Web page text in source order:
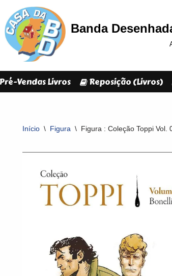
Banda
Pré-Vendas Livros Reposição (Livros)
Início \ Figura \ Figura : Coleção Toppi Vol.